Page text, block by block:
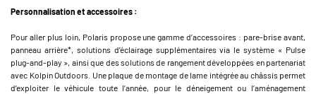
Personnalisation et accessoires :
Pour aller plus loin, Polaris propose une gamme d’accessoires : pare-brise avant,
panneau arrière*, solutions d’éclairage supplémentaires via le système « Pulse
plug-and-play », ainsi que des solutions de rangement développées en partenariat
avec Kolpin Outdoors. Une plaque de montage de lame intégrée au châssis permet
d’exploiter le véhicule toute l’année, pour le déneigement ou l’aménagement